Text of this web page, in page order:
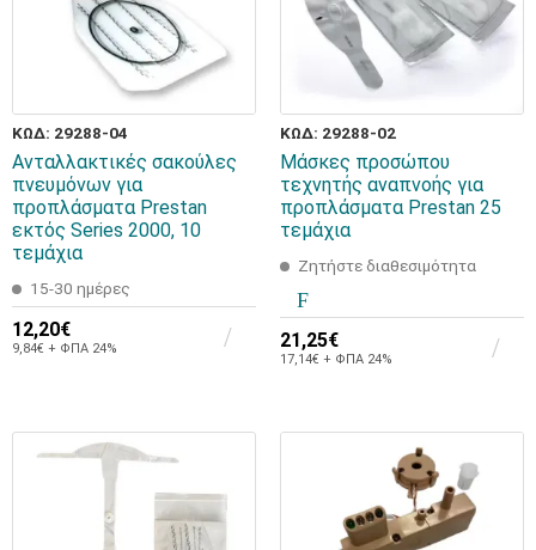
ΚΩΔ: 29288-04
Ανταλλακτικές σακούλες
πνευμόνων για
προπλάσματα Prestan
εκτός Series 2000, 10
τεμάχια
15-30 ημέρες
12,20€
9,84€ + ΦΠΑ 24%
ΚΩΔ: 29288-02
Μάσκες προσώπου
τεχνητής αναπνοής για
προπλάσματα Prestan 25
τεμάχια
Ζητήστε διαθεσιμότητα
21,25€
17,14€ + ΦΠΑ 24%